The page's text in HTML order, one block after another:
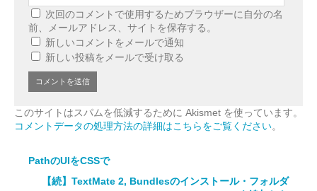
次回のコメントで使用するためブラウザーに自分の名
前、メールアドレス、サイトを保存する。
新しいコメントをメールで通知
新しい投稿をメールで受け取る
このサイトはスパムを低減するために Akismet を使っています。
コメントデータの処理方法の詳細はこちらをご覧ください。
PathのUIをCSSで
【続】TextMate 2, Bundlesのインストール・フォルダ